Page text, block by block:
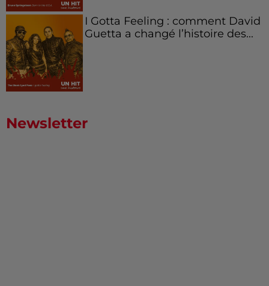
I Gotta Feeling : comment David
Guetta a changé l’histoire des...
Newsletter